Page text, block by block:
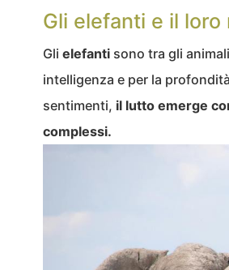
Gli elefanti e il
Gli elefanti sono tra gli
intelligenza e per la
sentimenti, il lutto emerge
complessi.